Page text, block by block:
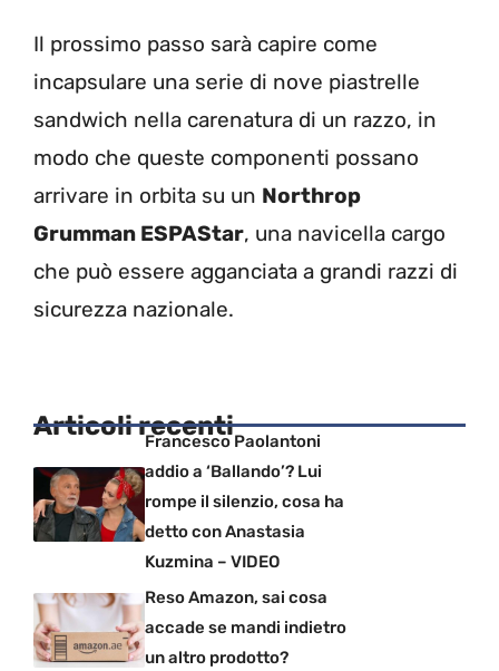
Il prossimo passo sarà capire come
incapsulare una serie di nove piastrelle
sandwich nella carenatura di un razzo, in
modo che queste componenti possano
arrivare in orbita su un Northrop
Grumman ESPAStar, una navicella cargo
che può essere agganciata a grandi razzi di
sicurezza nazionale.
Articoli recentiFrancesco Paolantoni
addio a ‘Ballando’? Lui
rompe il silenzio, cosa ha
detto con Anastasia
Kuzmina – VIDEO
Reso Amazon, sai cosa
accade se mandi indietro
un altro prodotto?